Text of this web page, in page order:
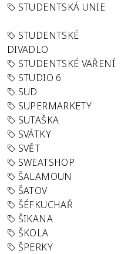
STUDENTSKÁ UNIE
STUDENTSKÉ
DIVADLO
STUDENTSKÉ VAŘENÍ
STUDIO 6
SUD
SUPERMARKETY
SUTAŠKA
SVÁTKY
SVĚT
SWEATSHOP
ŠALAMOUN
ŠATOV
ŠÉFKUCHAŘ
ŠIKANA
ŠKOLA
ŠPERKY